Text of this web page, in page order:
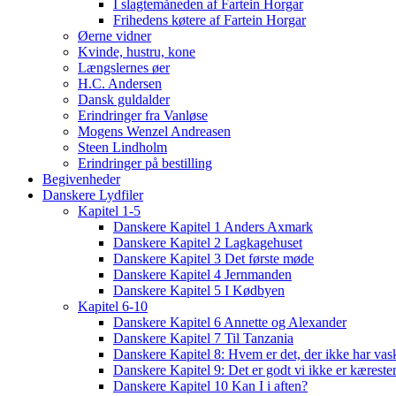
I slagtemåneden af Fartein Horgar
Frihedens køtere af Fartein Horgar
Øerne vidner
Kvinde, hustru, kone
Længslernes øer
H.C. Andersen
Dansk guldalder
Erindringer fra Vanløse
Mogens Wenzel Andreasen
Steen Lindholm
Erindringer på bestilling
Begivenheder
Danskere Lydfiler
Kapitel 1-5
Danskere Kapitel 1 Anders Axmark
Danskere Kapitel 2 Lagkagehuset
Danskere Kapitel 3 Det første møde
Danskere Kapitel 4 Jernmanden
Danskere Kapitel 5 I Kødbyen
Kapitel 6-10
Danskere Kapitel 6 Annette og Alexander
Danskere Kapitel 7 Til Tanzania
Danskere Kapitel 8: Hvem er det, der ikke har
Danskere Kapitel 9: Det er godt vi ikke er
Danskere Kapitel 10 Kan I i aften?